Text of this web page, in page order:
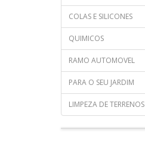
COLAS E SILICONES
QUIMICOS
RAMO AUTOMOVEL
PARA O SEU JARDIM
LIMPEZA DE TERRENOS